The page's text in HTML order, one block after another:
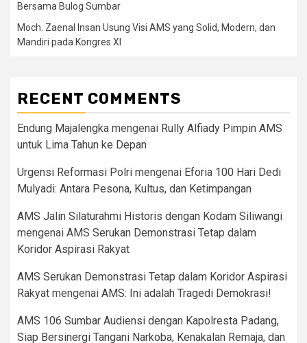
Bersama Bulog Sumbar
Moch. Zaenal Insan Usung Visi AMS yang Solid, Modern, dan
Mandiri pada Kongres XI
RECENT COMMENTS
Endung Majalengka mengenai Rully Alfiady Pimpin AMS
untuk Lima Tahun ke Depan
Urgensi Reformasi Polri mengenai Eforia 100 Hari Dedi
Mulyadi: Antara Pesona, Kultus, dan Ketimpangan
AMS Jalin Silaturahmi Historis dengan Kodam Siliwangi
mengenai AMS Serukan Demonstrasi Tetap dalam
Koridor Aspirasi Rakyat
AMS Serukan Demonstrasi Tetap dalam Koridor Aspirasi
Rakyat mengenai AMS: Ini adalah Tragedi Demokrasi!
AMS 106 Sumbar Audiensi dengan Kapolresta Padang,
Siap Bersinergi Tangani Narkoba, Kenakalan Remaja, dan